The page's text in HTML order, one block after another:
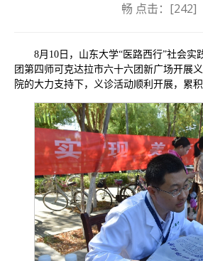
畅 点击：[242]
8月10日，山东大学“医路西行”社会实
团第四师可克达拉市六十六团新广场开展
院的大力支持下，义诊活动顺利开展，累积